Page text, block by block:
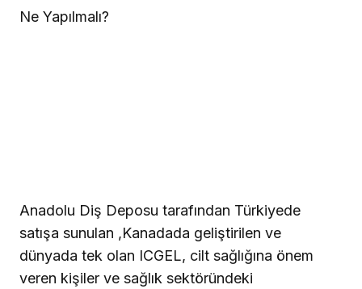
Ne Yapılmalı?
Anadolu Diş Deposu tarafından Türkiyede
satışa sunulan ,Kanadada geliştirilen ve
dünyada tek olan ICGEL, cilt sağlığına önem
veren kişiler ve sağlık sektöründeki